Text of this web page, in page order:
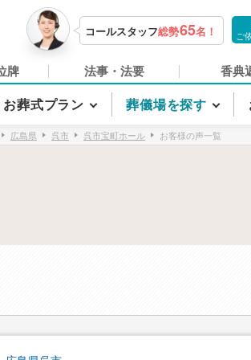
コールスタッフ総勢65名！
ご
牌 法事・法要 香典
お葬式プラン 葬儀場を探す
広島県 呉市 呉市宝町ホール お客様の声一覧